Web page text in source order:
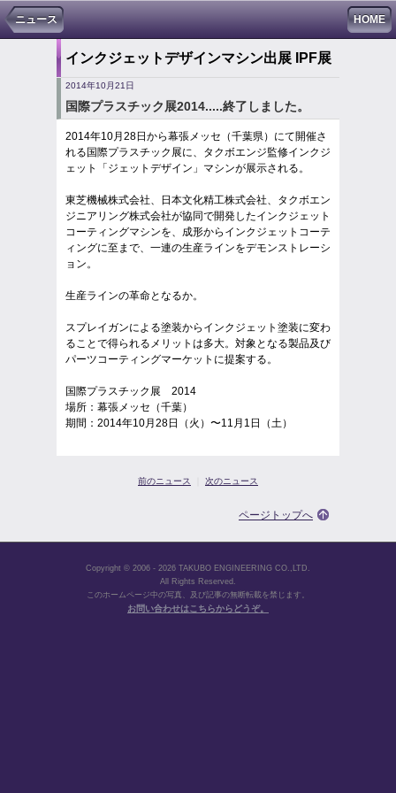
HOME
ニュース
インクジェットデザインマシン出展 IPF展
2014年10月21日
国際プラスチック展2014.....終了しました。
2014年10月28日から幕張メッセ（千葉県）にて開催さ
れる国際プラスチック展に、タクボエンジ監修インクジ
ェット「ジェットデザイン」マシンが展示される。
東芝機械株式会社、日本文化精工株式会社、タクボエン
ジニアリング株式会社が協同で開発したインクジェット
コーティングマシンを、成形からインクジェットコーテ
ィングに至まで、一連の生産ラインをデモンストレーシ
ョン。
生産ラインの革命となるか。
スプレイガンによる塗装からインクジェット塗装に変わ
ることで得られるメリットは多大。対象となる製品及び
パーツコーティングマーケットに提案する。
国際プラスチック展 2014
場所：幕張メッセ（千葉）
期間：2014年10月28日（火）〜11月1日（土）
前のニュース 次のニュース
ページトップへ
Copyright © 2006 - 2026 TAKUBO ENGINEERING CO.,LTD.
All Rights Reserved.
このホームページ中の写真、及び記事の無断転載を禁じます。
お問い合わせはこちらからどうぞ。